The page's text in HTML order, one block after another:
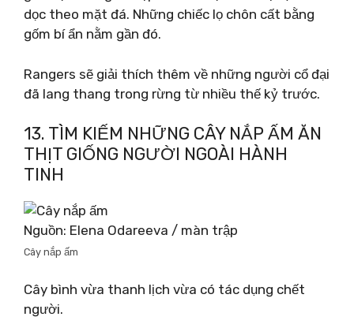
dọc theo mặt đá. Những chiếc lọ chôn cất bằng
gốm bí ẩn nằm gần đó.
Rangers sẽ giải thích thêm về những người cổ đại
đã lang thang trong rừng từ nhiều thế kỷ trước.
13. TÌM KIẾM NHỮNG CÂY NẮP ẤM ĂN
THỊT GIỐNG NGƯỜI NGOÀI HÀNH
TINH
Nguồn: Elena Odareeva / màn trập
Cây nắp ấm
Cây bình vừa thanh lịch vừa có tác dụng chết
người.